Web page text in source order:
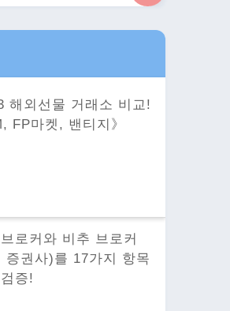
해외선물 거래소 비교!
FP마켓, 밴티지》
로커와 비추 브로커
증권사)를 17가지 항목
증!